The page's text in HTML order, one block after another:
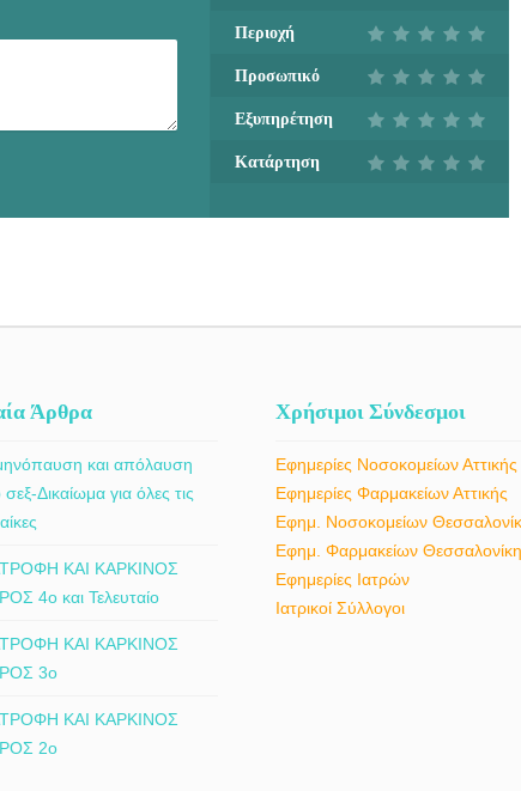
Περιοχή
Προσωπικό
Εξυπηρέτηση
Κατάρτηση
Άρθρα
και απόλαυση
Δικαίωμα για όλες τις
ΚΑΙ ΚΑΡΚΙΝΟΣ
4ο και Τελευταίο
ΚΑΙ ΚΑΡΚΙΝΟΣ
3ο
ΚΑΙ ΚΑΡΚΙΝΟΣ
2ο
Χρήσιμοι Σύνδεσμοι
Εφημερίες Νοσοκομείων Αττικής
Εφημερίες Φαρμακείων Αττικής
Εφημ. Νοσοκομείων
Εφημ. Φαρμακείων
Εφημερίες Ιατρών
Ιατρικοί Σύλλογοι